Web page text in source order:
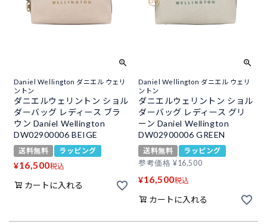
Daniel Wellington ダニエル ウェリ
ントン
ダニエルウェリントン ショル
ダーバッグ レディース ブラ
ウン Daniel Wellington
DW02900006 BEIGE
送料無料 ラッピング
¥16,500税込
カートに入れる
Daniel Wellington ダニエル ウェリ
ントン
ダニエルウェリントン ショル
ダーバッグ レディース グリ
ーン Daniel Wellington
DW02900006 GREEN
送料無料
ラッピング
参考価格 ¥16,500
¥16,500税込
カートに入れる